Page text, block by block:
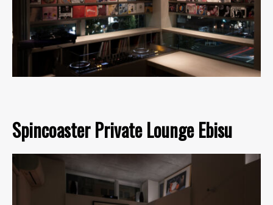
Spincoaster Private Lounge Ebisu